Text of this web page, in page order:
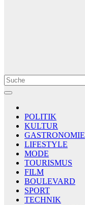
Le Matin
AGENCE DE PRESSE
POLITIK
KULTUR
GASTRONOMIE
LIFESTYLE
MODE
TOURISMUS
FILM
BOULEVARD
SPORT
TECHNIK